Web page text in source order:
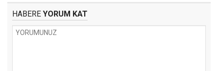
HABERE YORUM KAT